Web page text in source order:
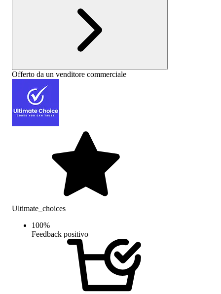
Offerto da un venditore commerciale
Ultimate_choices
100%
Feedback positivo